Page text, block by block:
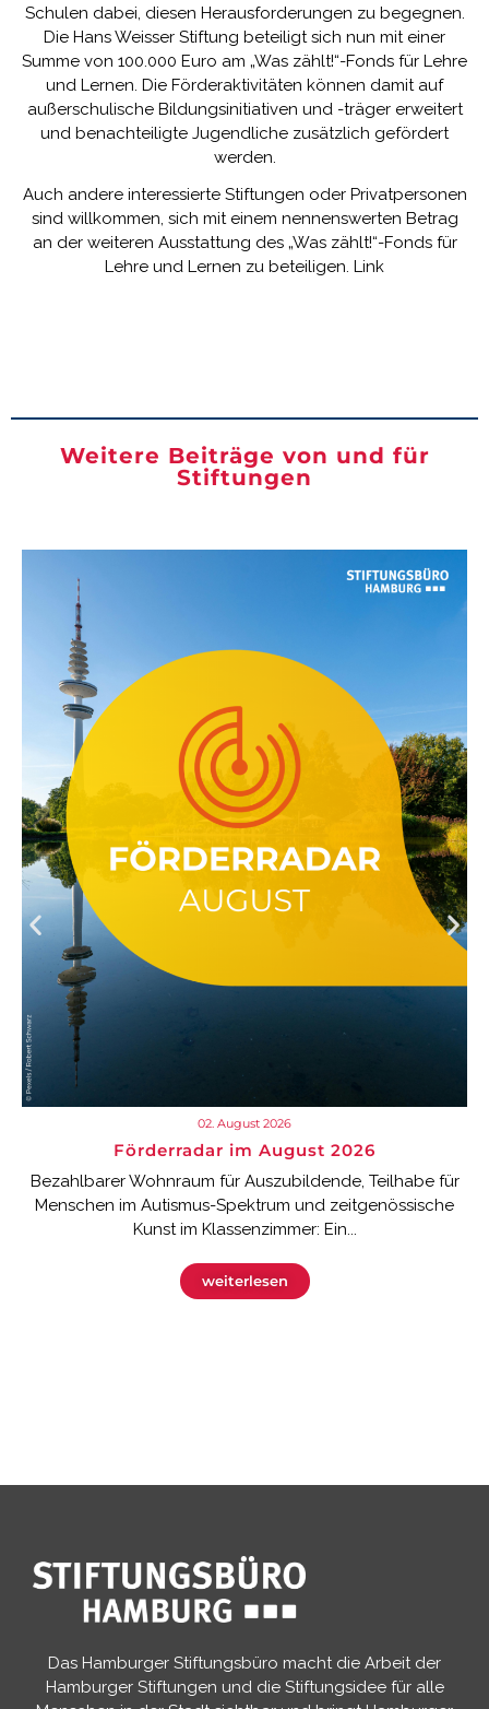
Schulen dabei, diesen Herausforderungen zu begegnen.
Die Hans Weisser Stiftung beteiligt sich nun mit einer
Summe von 100.000 Euro am „Was zählt!“-Fonds für Lehre
und Lernen. Die Förderaktivitäten können damit auf
außerschulische Bildungsinitiativen und -träger erweitert
und benachteiligte Jugendliche zusätzlich gefördert
werden.
Auch andere interessierte Stiftungen oder Privatpersonen
sind willkommen, sich mit einem nennenswerten Betrag
an der weiteren Ausstattung des „Was zählt!“-Fonds für
Lehre und Lernen zu beteiligen. Link
Weitere Beiträge von und für
Stiftungen
02. August 2026
Förderradar im August 2026
Bezahlbarer Wohnraum für Auszubildende, Teilhabe für
Menschen im Autismus-Spektrum und zeitgenössische
Kunst im Klassenzimmer: Ein...
weiterlesen
Das Hamburger Stiftungsbüro macht die Arbeit der
Hamburger Stiftungen und die Stiftungsidee für alle